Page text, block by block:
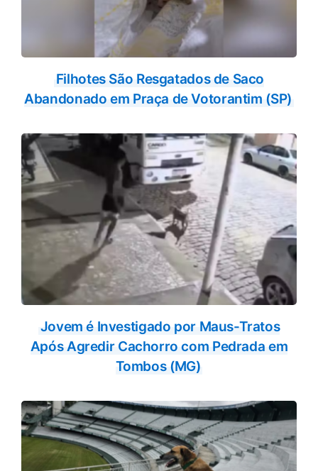
Filhotes São Resgatados de Saco
Abandonado em Praça de Votorantim (SP)
Jovem é Investigado por Maus-Tratos
Após Agredir Cachorro com Pedrada em
Tombos (MG)